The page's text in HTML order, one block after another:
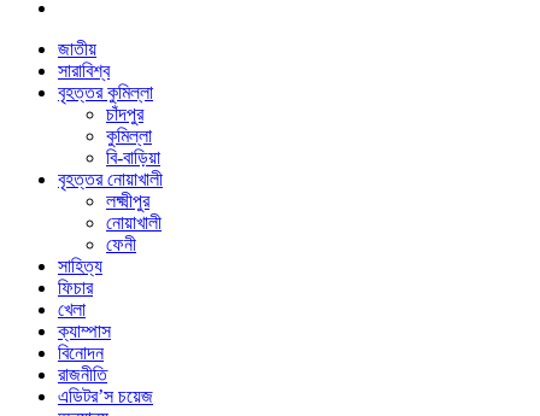
জাতীয়
সারাবিশ্ব
বৃহত্তর কুমিল্লা
চাঁদপুর
কুমিল্লা
বি-বাড়িয়া
বৃহত্তর নোয়াখালী
লক্ষ্মীপুর
নোয়াখালী
ফেনী
সাহিত্য
ফিচার
খেলা
ক্যাম্পাস
বিনোদন
রাজনীতি
এডিটর’স চয়েজ